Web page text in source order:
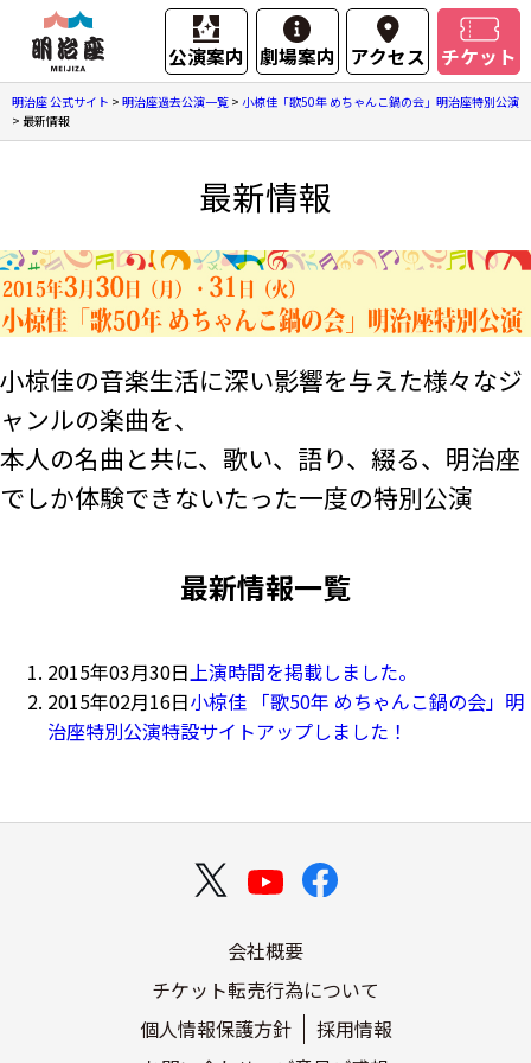
公演案内 劇場案内 アクセス チケット
明治座 公式サイト > 明治座過去公演一覧 > 小椋佳「歌50年 めちゃんこ鍋の会」明治座特別公演
> 最新情報
最新情報
小椋佳の音楽生活に深い影響を与えた様々なジ
ャンルの楽曲を、
本人の名曲と共に、歌い、語り、綴る、明治座
でしか体験できないたった一度の特別公演
最新情報一覧
2015年03月30日上演時間を掲載しました。
2015年02月16日小椋佳 「歌50年 めちゃんこ鍋の会」明
治座特別公演特設サイトアップしました！
会社概要
チケット転売行為について
個人情報保護方針
採用情報